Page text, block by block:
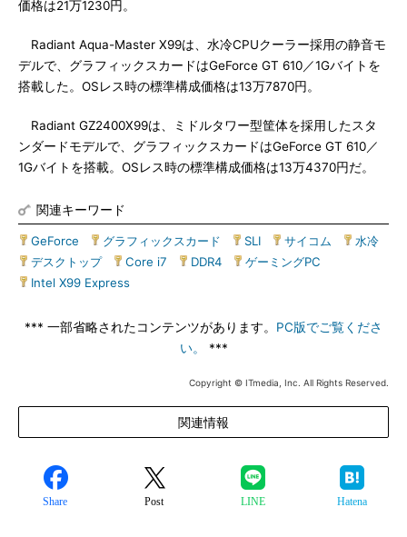
価格は21万1230円。
Radiant Aqua-Master X99は、水冷CPUクーラー採用の静音モ
デルで、グラフィックスカードはGeForce GT 610／1Gバイトを
搭載した。OSレス時の標準構成価格は13万7870円。
Radiant GZ2400X99は、ミドルタワー型筐体を採用したスタ
ンダードモデルで、グラフィックスカードはGeForce GT 610／
1Gバイトを搭載。OSレス時の標準構成価格は13万4370円だ。
関連キーワード
GeForce グラフィックスカード SLI サイコム 水冷
デスクトップ| Core i7 DDR4 ゲーミングPC
Intel X99 Express
*** 一部省略されたコンテンツがあります。 PC版でご覧くださ
い。
***
Copyright © ITmedia, Inc. All Rights Reserved.
関連情報
Share Post LINE Hatena